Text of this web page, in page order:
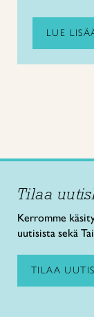
LUE
Tilaa
Kerromme
uutisista sekä
TILAA